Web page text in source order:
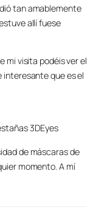
tan amablemente
allí fuese
mi visita podéis ver el
interesante que es el
3DEyes
de máscaras de
momento. A mí